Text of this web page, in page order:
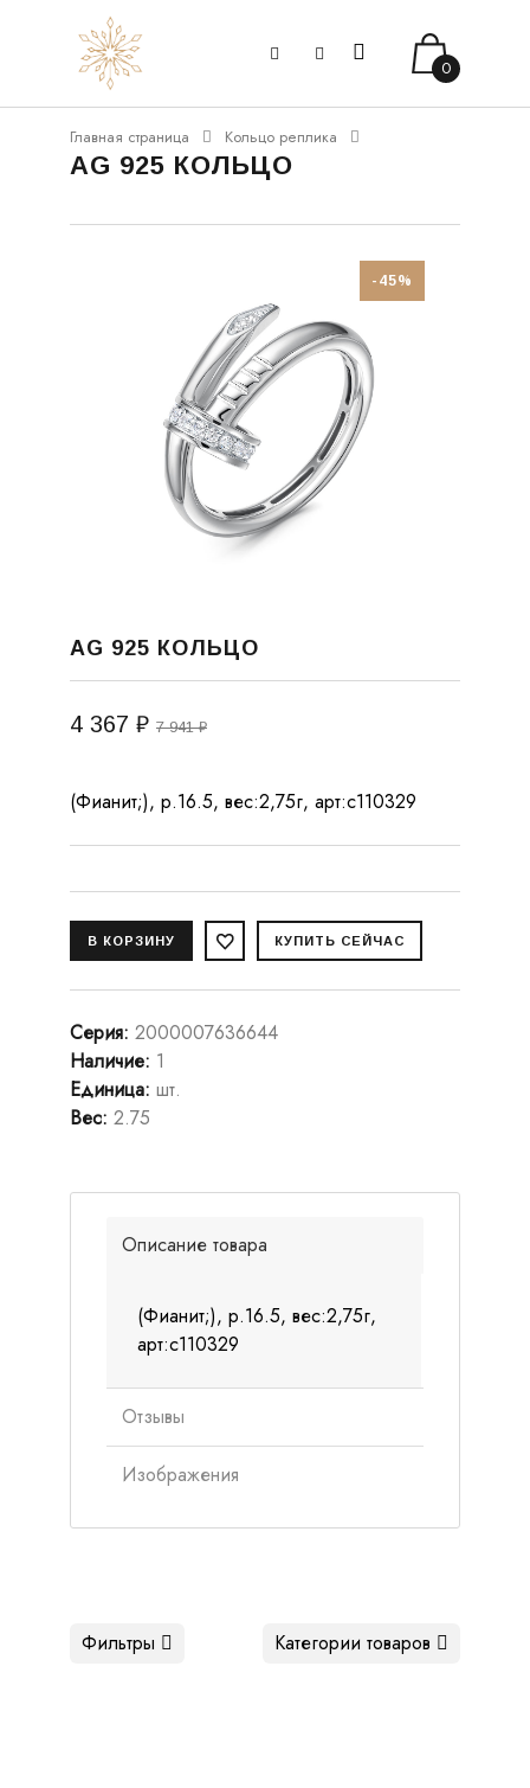
0
Главная страница Кольцо реплика
AG 925 КОЛЬЦО
-45%
AG 925 КОЛЬЦО
4 367 ₽ 7 941 ₽
(Фианит;), р.16.5, вес:2,75г, арт:с110329
Серия: 2000007636644
Наличие: 1
Единица: шт.
Вес: 2.75
Описание товара
(Фианит;), р.16.5, вес:2,75г,
арт:с110329
Отзывы
Изображения
Категории товаров
Фильтры